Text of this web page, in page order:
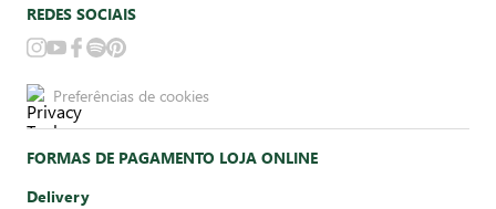
REDES SOCIAIS
Preferências de cookies
FORMAS DE PAGAMENTO LOJA ONLINE
Delivery